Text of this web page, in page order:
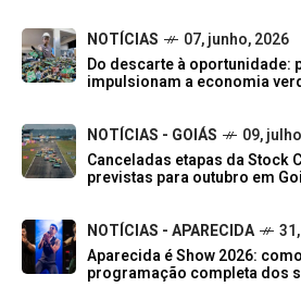
NOTÍCIAS
07, junho, 2026
Do descarte à oportunidade:
impulsionam a economia
NOTÍCIAS - GOIÁS
09,
Canceladas etapas da Stock
previstas para outubro em
NOTÍCIAS - APARECIDA
Aparecida é Show 2026:
programação completa dos